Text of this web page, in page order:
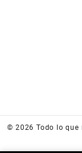
© 2026 Todo lo que